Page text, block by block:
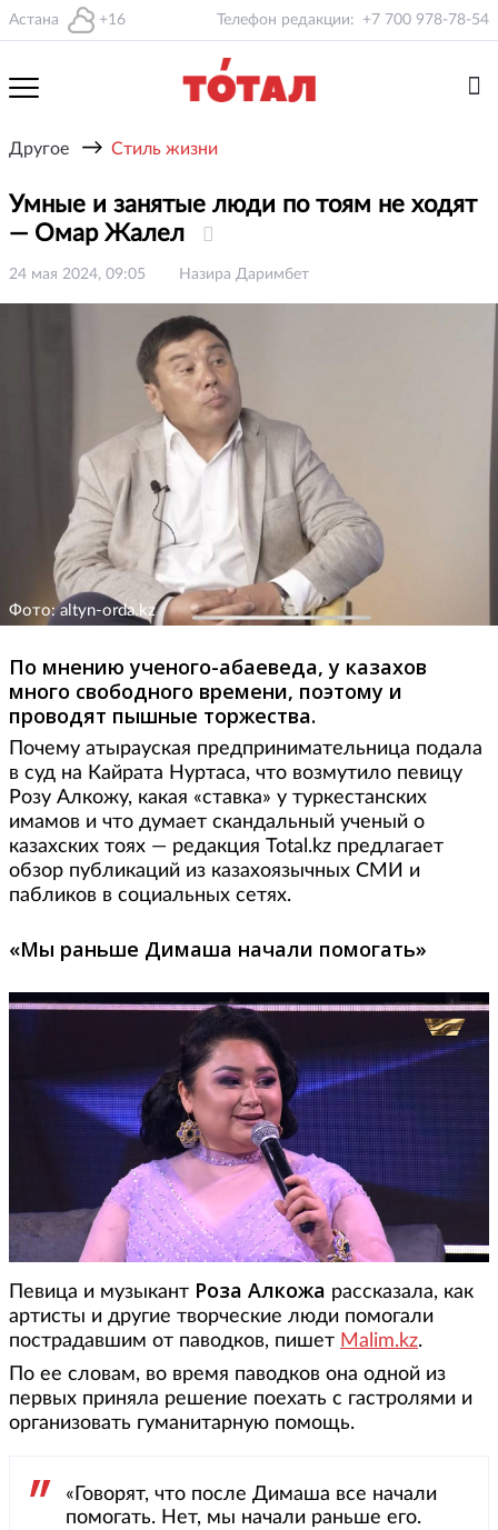
Астана +16 Телефон редакции: +7 700 978-78-54
Другое → Стиль жизни
Умные и занятые люди по тоям не ходят
— Омар Жалел
24 мая 2024, 09:05 Назира Даримбет
Фото: altyn-orda.kz
По мнению ученого-абаеведа, у казахов
много свободного времени, поэтому и
проводят пышные торжества.
Почему атырауская предпринимательница подала
в суд на Кайрата Нуртаса, что возмутило певицу
Розу Алкожу, какая «ставка» у туркестанских
имамов и что думает скандальный ученый о
казахских тоях — редакция Total.kz предлагает
обзор публикаций из казахоязычных СМИ и
пабликов в социальных сетях.
«Мы раньше Димаша начали помогать»
Певица и музыкант Роза Алкожа рассказала, как
артисты и другие творческие люди помогали
пострадавшим от паводков, пишет Malim.kz.
По ее словам, во время паводков она одной из
первых приняла решение поехать с гастролями и
организовать гуманитарную помощь.
«Говорят, что после Димаша все начали
помогать. Нет, мы начали раньше его.